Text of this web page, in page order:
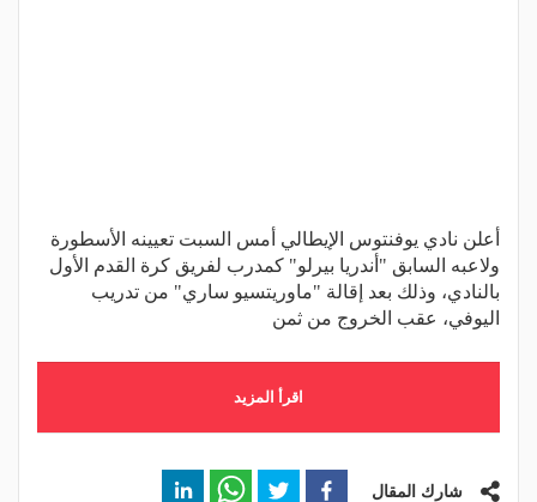
أعلن نادي يوفنتوس الإيطالي أمس السبت تعيينه الأسطورة
ولاعبه السابق "أندريا بيرلو" كمدرب لفريق كرة القدم الأول
بالنادي، وذلك بعد إقالة "ماوريتسيو ساري" من تدريب
اليوفي، عقب الخروج من ثمن
اقرأ المزيد
شارك المقال